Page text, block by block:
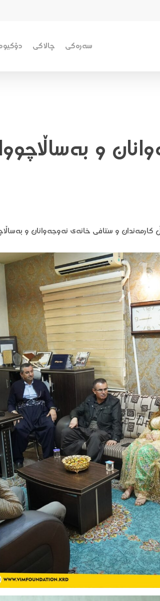
سەرەکی چالاکی
و
و ستافی خانەی نەوجەوانان و